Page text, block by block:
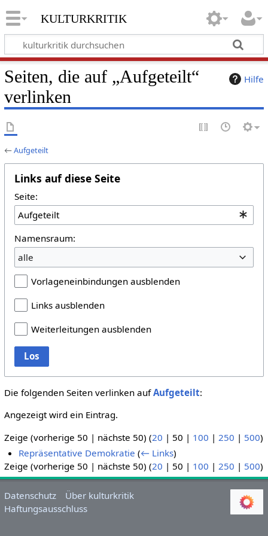
kulturkritik
Hilfe
Seiten, die auf „Aufgeteilt“
verlinken
←Aufgeteilt
Links auf diese Seite
Seite:
Namensraum:
alle
Vorlageneinbindungen ausblenden
Links ausblenden
Weiterleitungen ausblenden
Los
Die folgenden Seiten verlinken aufAufgeteilt:
Angezeigt wird ein Eintrag.
Zeige (vorherige 50 | nächste 50) (20 | 50 | 100 | 250 | 500)
Repräsentative Demokratie (← Links)
Zeige (vorherige 50 | nächste 50) (20 | 50 | 100 | 250 | 500)
Datenschutz
Über kulturkritik
Haftungsausschluss